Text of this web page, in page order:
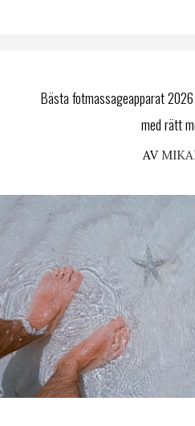
Bästa fotmassageapparat
med rätt
AV